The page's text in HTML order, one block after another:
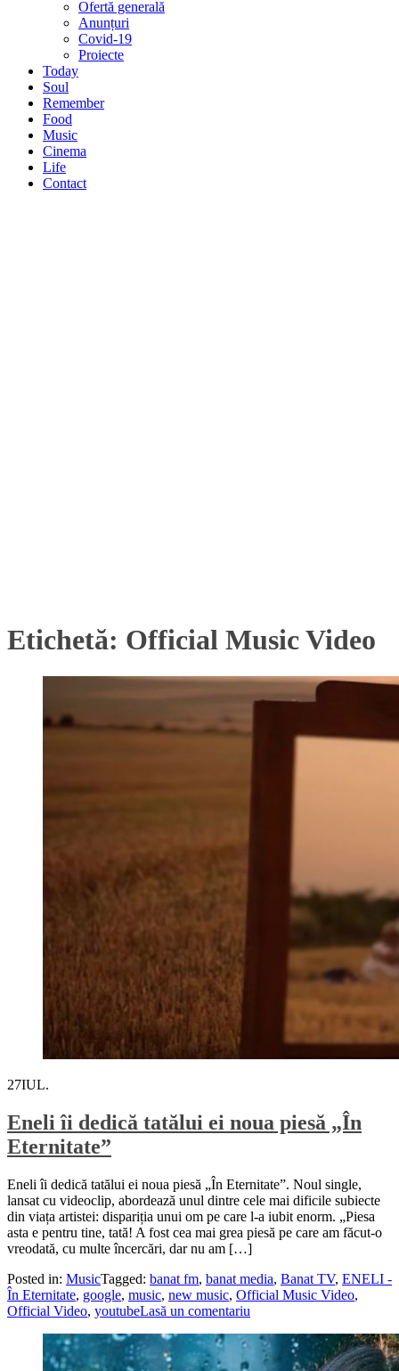
Ofertă generală
Anunțuri
Covid-19
Proiecte
Today
Soul
Remember
Food
Music
Cinema
Life
Contact
Etichetă: Official Music Video
27IUL.
Eneli îi dedică tatălui ei noua piesă „În
Eternitate”
Eneli îi dedică tatălui ei noua piesă „În Eternitate”. Noul single,
lansat cu videoclip, abordează unul dintre cele mai dificile subiecte
din viața artistei: dispariția unui om pe care l-a iubit enorm. „Piesa
asta e pentru tine, tată! A fost cea mai grea piesă pe care am făcut-o
vreodată, cu multe încercări, dar nu am […]
Posted in: MusicTagged: banat fm, banat media, Banat TV, ENELI -
În Eternitate, google, music, new music, Official Music Video,
Official Video, youtubeLasă un comentariu